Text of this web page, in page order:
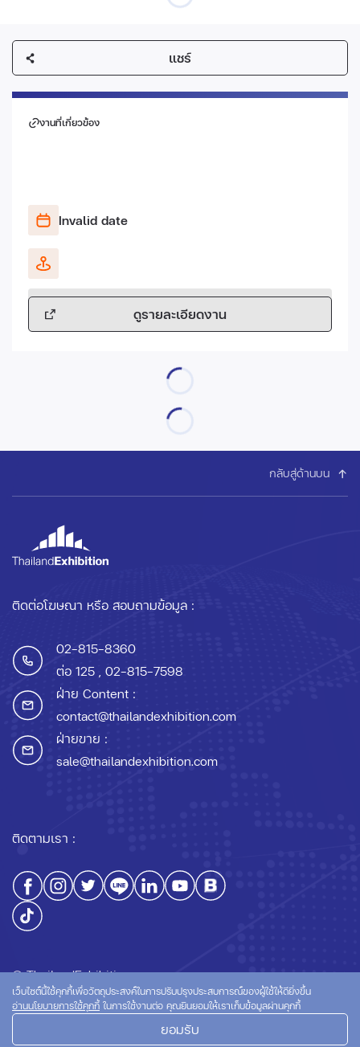
แชร์
งานที่เกี่ยวข้อง
Invalid date
ดูรายละเอียดงาน
กลับสู่ด้านบน
ติดต่อโฆษณา หรือ สอบถามข้อมูล :
02-815-8360
ต่อ 125 , 02-815-7598
ฝ่าย Content :
contact@thailandexhibition.com
ฝ่ายขาย :
sale@thailandexhibition.com
ติดตามเรา :
© ThailandExhibition.com
นโยบายการใช้คุกกี้
เว็บไซต์นี้ใช้คุกกี้เพื่อวัตถุประสงค์ในการปรับปรุงประสบการณ์ของผู้ใช้ให้ดียิ่งขึ้น
อ่านนโยบายการใช้คุกกี้ ในการใช้งานต่อ คุณยินยอมให้เราเก็บข้อมูลผ่านคุกกี้
ยอมรับ